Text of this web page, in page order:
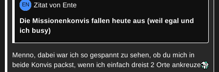
Zitat von Ente
Die Missionenkonvis fallen heute aus (weil egal und
ich busy)
Menno, dabei war ich so gespannt zu sehen, ob du mich in
beide Konvis packst, wenn ich einfach dreist 2 Orte ankreuze